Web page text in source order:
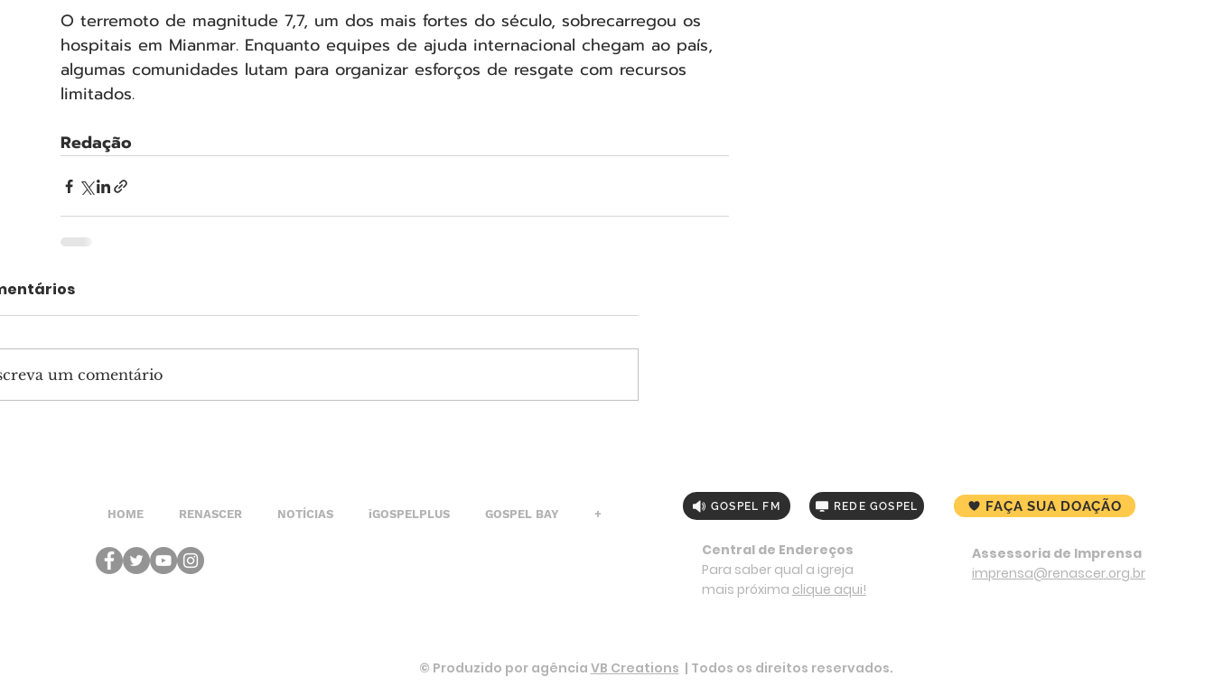
O terremoto de magnitude 7,7, um dos mais fortes do século, sobrecarregou os
hospitais em Mianmar. Enquanto equipes de ajuda internacional chegam ao país,
algumas comunidades lutam para organizar esforços de resgate com recursos
limitados.
Redação
um comentário
HOME RENASCER NOTÍCIAS iGOSPELPLUS GOSPEL BAY +
GOSPEL FM REDE GOSPEL
Central de Endereços
Para saber qual a igreja
mais próxima clique aqui!
FAÇA SUA DOAÇÃO
Assessoria de Imprensa
imprensa@renascer.org.br
© Produzido por agência VB Creations | Todos os direitos reservados.